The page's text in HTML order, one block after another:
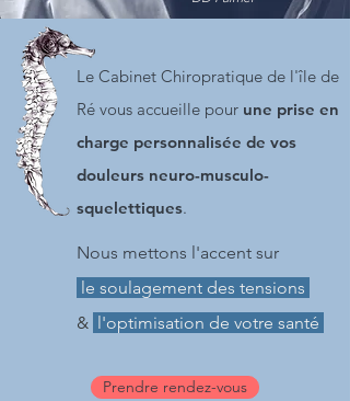
Le Cabinet Chiropratique de l'île de
Ré vous accueille pour une prise en
charge personnalisée de vos
douleurs neuro-musculo-
squelettiques.
Nous mettons l'accent sur
le soulagement des tensions
& l'optimisation de votre santé
Prendre rendez-vous